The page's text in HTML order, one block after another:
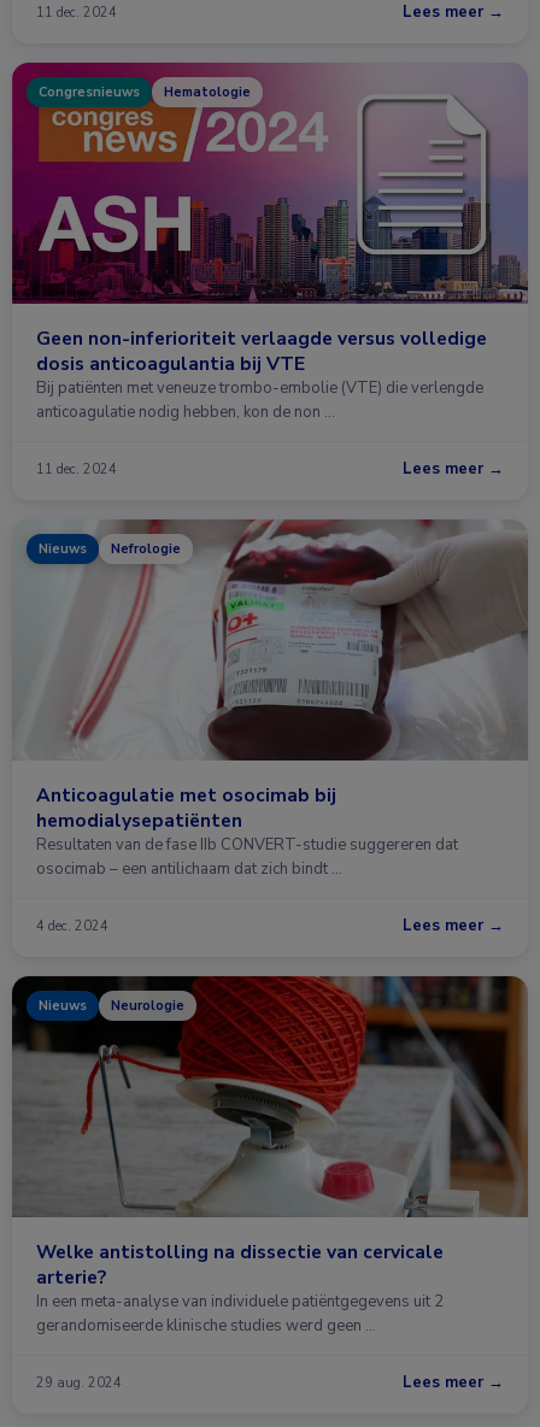
11 dec. 2024 Lees meer →
Congresnieuws Hematologie
Geen non-inferioriteit verlaagde versus volledige
dosis anticoagulantia bij VTE
Bij patiënten met veneuze trombo-embolie (VTE) die verlengde
anticoagulatie nodig hebben, kon de non …
11 dec. 2024 Lees meer →
Nieuws Nefrologie
Anticoagulatie met osocimab bij
hemodialysepatiënten
Resultaten van de fase IIb CONVERT-studie suggereren dat
osocimab – een antilichaam dat zich bindt …
4 dec. 2024 Lees meer →
Nieuws Neurologie
Welke antistolling na dissectie van cervicale
arterie?
In een meta-analyse van individuele patiëntgegevens uit 2
gerandomiseerde klinische studies werd geen …
29 aug. 2024 Lees meer →